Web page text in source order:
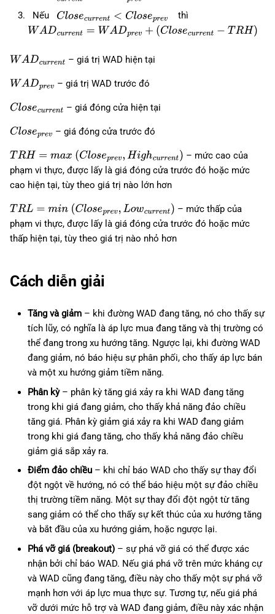
Nếu Closecurrent< Cl oseprev
thì
WADcurrent=WA Dp ev+(Clos e urrent−TRH)
W ADcurrent – giá trị WAD hiện tại
W ADprev – giá trị WAD trước đó
Closecurrent – giá đóng cửa hiện tại
Closeprev – giá đóng cửa trước đó
T RH=max (Clos eprev,Highcu rrent)
– mức cao của
phạm vi thực, được lấy là giá đóng cửa trước đó hoặc mức
cao hiện tại, tùy theo giá trị nào lớn hơn
T RL=min (Clos eprev,Lowcu rrent)
– mức thấp của
phạm vi thực, được lấy là giá đóng cửa trước đó hoặc mức
thấp hiện tại, tùy theo giá trị nào nhỏ hơn
Cách diễn giải
Tăng và giảm– khi đường WAD đang tăng, nó cho thấy sự
tích lũy, có nghĩa là áp lực mua đang tăng và thị trường có
thể đang trong xu hướng tăng. Ngược lại, khi đường WAD
đang giảm, nó báo hiệu sự phân phối, cho thấy áp lực bán
và một xu hướng giảm tiềm năng.
Phân kỳ– phân kỳ tăng giá xảy ra khi WAD đang tăng
trong khi giá đang giảm, cho thấy khả năng đảo chiều
tăng giá. Phân kỳ giảm giá xảy ra khi WAD đang giảm
trong khi giá đang tăng, cho thấy khả năng đảo chiều
giảm giá sắp xảy ra.
Điểm đảo chiều– khi chỉ báo WAD cho thấy sự thay đổi
đột ngột về hướng, nó có thể báo hiệu một sự đảo chiều
thị trường tiềm năng. Một sự thay đổi đột ngột từ tăng
sang giảm có thể cho thấy sự kết thúc của xu hướng tăng
và bắt đầu của xu hướng giảm, hoặc ngược lại.
Phá vỡ giá (breakout)– sự phá vỡ giá có thể được xác
nhận bởi chỉ báo WAD. Nếu giá phá vỡ trên mức kháng cự
và WAD cũng đang tăng, điều này cho thấy một sự phá vỡ
mạnh hơn với áp lực mua thực sự. Tương tự, nếu giá phá
vỡ dưới mức hỗ trợ và WAD đang giảm, điều này xác nhận